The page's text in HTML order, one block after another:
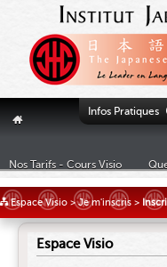
Infos Pratiques
"
Nos Tarifs - Cours Visio
Espace Visio >Je m'inscris >
Espace Visio